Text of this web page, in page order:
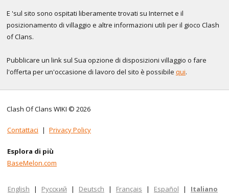
E 'sul sito sono ospitati liberamente trovati su Internet e il
posizionamento di villaggio e altre informazioni utili per il gioco Clash
of Clans.
Pubblicare un link sul Sua opzione di disposizioni villaggio o fare
l'offerta per un'occasione di lavoro del sito è possibile qui.
Clash Of Clans WIKI © 2026
Contattaci | Privacy Policy
Esplora di più
BaseMelon.com
English | Русский | Deutsch | Français | Español | Italiano